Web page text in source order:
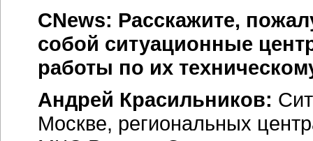
CNews: Расскажите,
собой ситуационные
работы по их
Андрей Красильников:
Москве, региональных